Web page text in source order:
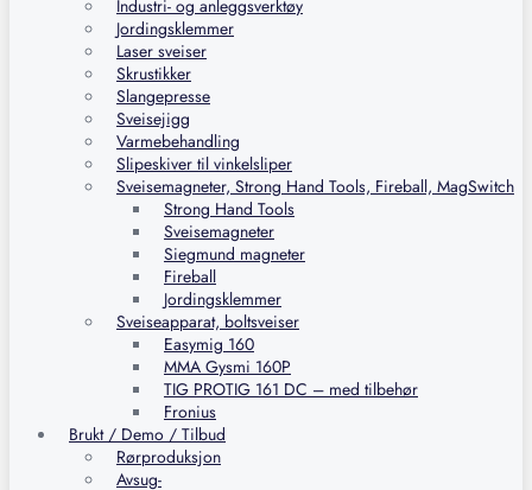
Industri- og anleggsverktøy
Jordingsklemmer
Laser sveiser
Skrustikker
Slangepresse
Sveisejigg
Varmebehandling
Slipeskiver til vinkelsliper
Sveisemagneter, Strong Hand Tools, Fireball, MagSwitch
Strong Hand Tools
Sveisemagneter
Siegmund magneter
Fireball
Jordingsklemmer
Sveiseapparat, boltsveiser
Easymig 160
MMA Gysmi 160P
TIG PROTIG 161 DC – med tilbehør
Fronius
Brukt / Demo / Tilbud
Rørproduksjon
Avsug-